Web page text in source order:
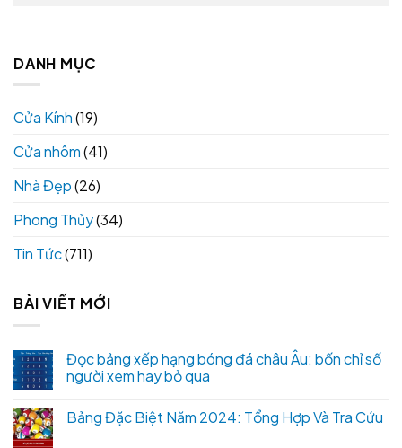
DANH MỤC
Cửa Kính(19)
Cửa nhôm(41)
Nhà Đẹp(26)
Phong Thủy(34)
Tin Tức(711)
BÀI VIẾT MỚI
Đọc bảng xếp hạng bóng đá châu Âu: bốn chỉ số
người xem hay bỏ qua
Bảng Đặc Biệt Năm 2024: Tổng Hợp Và Tra Cứu